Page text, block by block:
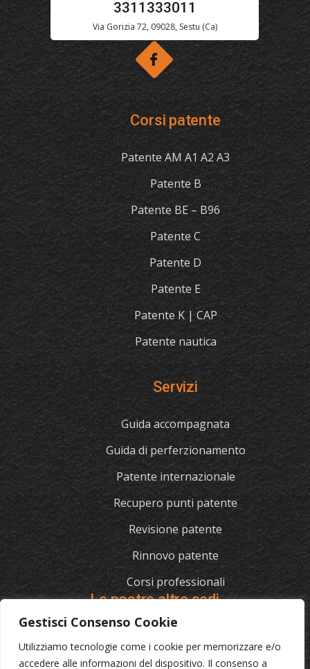
Gestisci Consenso Cookie
Utilizziamo tecnologie come i cookie per memorizzare e/o
accedere alle informazioni del dispositivo. Il consenso a
3311333011
Via Gorizia 72, 09028, Sestu (Ca)
Corsi patente
Patente AM A1 A2 A3
Patente B
Patente BE – B96
Patente C
Patente D
Patente E
Patente K | CAP
Patente nautica
Servizi
Guida accompagnata
Guida di perferzionamento
Patente internazionale
Recupero punti patente
Revisione patente
Rinnovo patente
Corsi professionali
Le nostre altre sedi
L'AUTOSCUOLA